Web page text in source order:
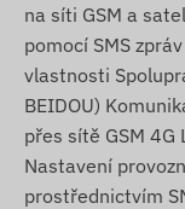
na síti GSM a
pomocí SMS
vlastnosti
BEIDOU)
přes sítě GSM 4G
Nastavení
prostřednictvím